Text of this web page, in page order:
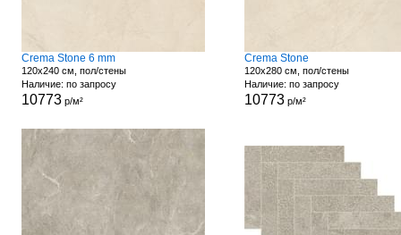
Crema Stone 6 mm
120x240 см, пол/стены
Наличие: по запросу
10773р/м²
Crema Stone
120x280 см, пол/стены
Наличие: по запросу
10773р/м²